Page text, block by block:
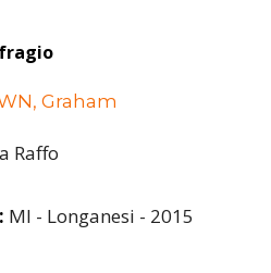
Graham
Raffo
MI - Longanesi - 2015